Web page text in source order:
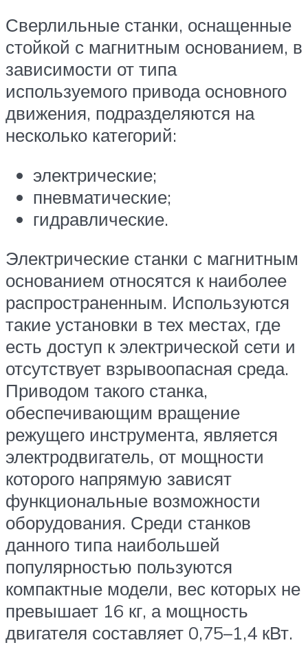
Сверлильные станки, оснащенные
стойкой с магнитным основанием, в
зависимости от типа
используемого привода основного
движения, подразделяются на
несколько категорий:
электрические;
пневматические;
гидравлические.
Электрические станки с магнитным
основанием относятся к наиболее
распространенным. Используются
такие установки в тех местах, где
есть доступ к электрической сети и
отсутствует взрывоопасная среда.
Приводом такого станка,
обеспечивающим вращение
режущего инструмента, является
электродвигатель, от мощности
которого напрямую зависят
функциональные возможности
оборудования. Среди станков
данного типа наибольшей
популярностью пользуются
компактные модели, вес которых не
превышает 16 кг, а мощность
двигателя составляет 0,75–1,4 кВт.